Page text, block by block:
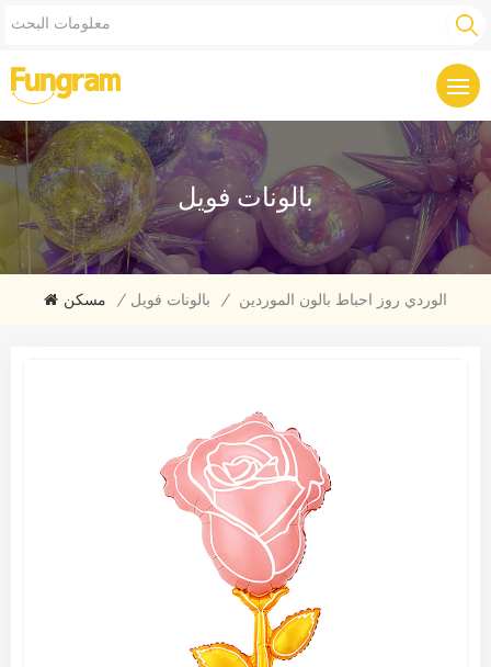
بالونات فويل
مسكن / بالونات فويل / الوردي روز احباط بالون الموردين